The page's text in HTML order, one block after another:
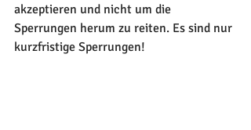
akzeptieren und nicht um die
Sperrungen herum zu reiten. Es sind nur
kurzfristige Sperrungen!